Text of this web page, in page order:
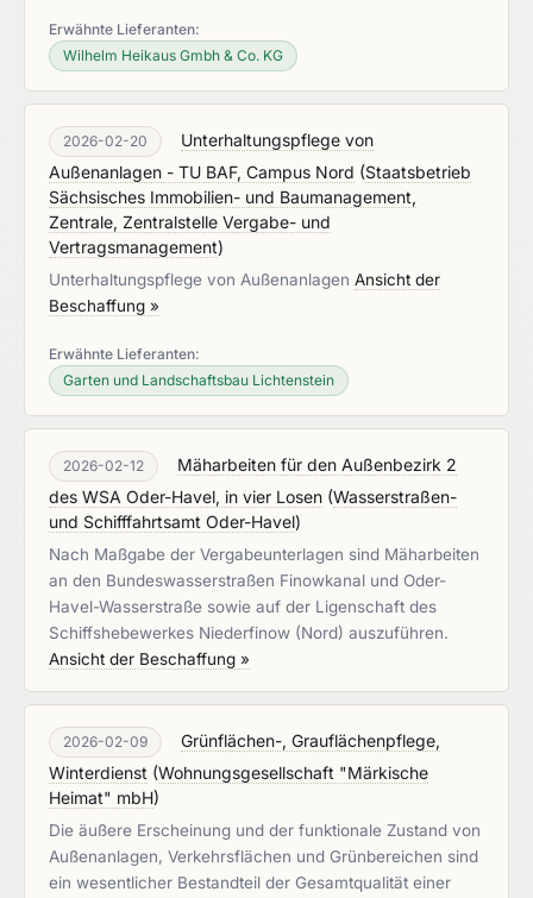
Erwähnte Lieferanten:
Wilhelm Heikaus Gmbh & Co. KG
2026-02-20
Unterhaltungspflege von
Außenanlagen - TU BAF, Campus Nord (Staatsbetrieb
Sächsisches Immobilien- und Baumanagement,
Zentrale, Zentralstelle Vergabe- und
Vertragsmanagement)
Unterhaltungspflege von Außenanlagen Ansicht der
Beschaffung »
Erwähnte Lieferanten:
Garten und Landschaftsbau Lichtenstein
2026-02-12
Mäharbeiten für den Außenbezirk 2
des WSA Oder-Havel, in vier Losen (Wasserstraßen-
und Schifffahrtsamt Oder-Havel)
Nach Maßgabe der Vergabeunterlagen sind Mäharbeiten
an den Bundeswasserstraßen Finowkanal und Oder-
Havel-Wasserstraße sowie auf der Ligenschaft des
Schiffshebewerkes Niederfinow (Nord) auszuführen.
Ansicht der Beschaffung »
2026-02-09
Grünflächen-, Grauflächenpflege,
Winterdienst (Wohnungsgesellschaft "Märkische
Heimat" mbH)
Die äußere Erscheinung und der funktionale Zustand von
Außenanlagen, Verkehrsflächen und Grünbereichen sind
ein wesentlicher Bestandteil der Gesamtqualität einer